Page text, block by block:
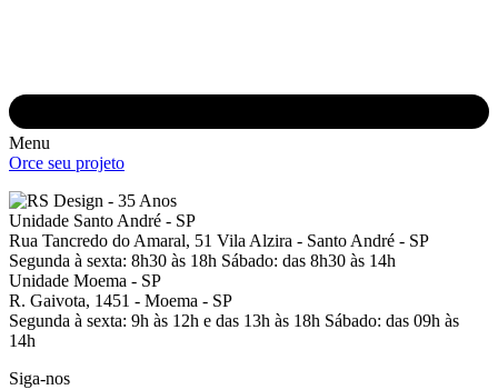
Menu
Orce seu projeto
Unidade Santo André - SP
Rua Tancredo do Amaral, 51 Vila Alzira - Santo André - SP
Segunda à sexta: 8h30 às 18h Sábado: das 8h30 às 14h
Unidade Moema - SP
R. Gaivota, 1451 - Moema - SP
Segunda à sexta: 9h às 12h e das 13h às 18h Sábado: das 09h às
14h
Siga-nos